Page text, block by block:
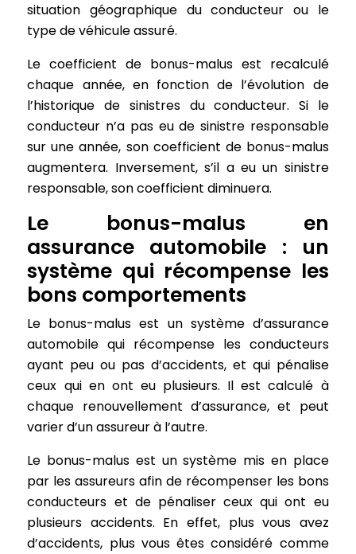
situation géographique du conducteur ou le
type de véhicule assuré.
Le coefficient de bonus-malus est recalculé
chaque année, en fonction de l’évolution de
l’historique de sinistres du conducteur. Si le
conducteur n’a pas eu de sinistre responsable
sur une année, son coefficient de bonus-malus
augmentera. Inversement, s’il a eu un sinistre
responsable, son coefficient diminuera.
Le bonus-malus en
assurance automobile : un
système qui récompense les
bons comportements
Le bonus-malus est un système d’assurance
automobile qui récompense les conducteurs
ayant peu ou pas d’accidents, et qui pénalise
ceux qui en ont eu plusieurs. Il est calculé à
chaque renouvellement d’assurance, et peut
varier d’un assureur à l’autre.
Le bonus-malus est un système mis en place
par les assureurs afin de récompenser les bons
conducteurs et de pénaliser ceux qui ont eu
plusieurs accidents. En effet, plus vous avez
d’accidents, plus vous êtes considéré comme